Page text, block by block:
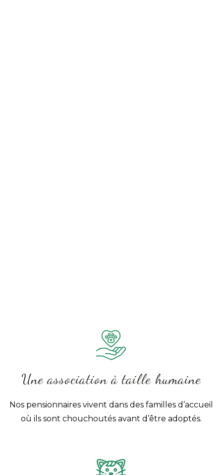
Une association à taille humaine
Nos pensionnaires vivent dans des familles d’accueil
où ils sont chouchoutés avant d’être adoptés.